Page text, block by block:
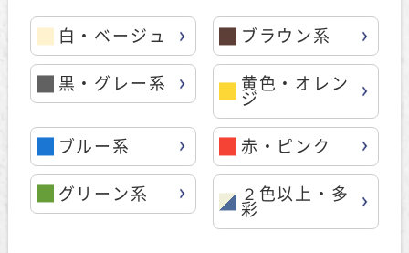
白・ベージュ ブラウン系
黒・グレー系
黄色・オレン
ジ
ブルー系 赤・ピンク
グリーン系
２色以上・多
彩